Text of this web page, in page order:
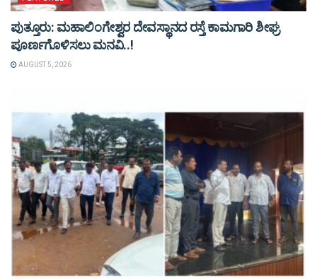
ಪುತ್ತೂರು: ಮಹಾಲಿಂಗೇಶ್ವರ ದೇವಸ್ಥಾನದ ರಸ್ತೆ ಕಾಮಗಾರಿ ಶೀಘ್ರ
ಪೂರ್ಣಗೊಳಿಸಲು ಮನವಿ..!
AUGUST 5, 2026